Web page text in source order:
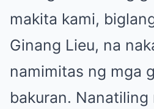
makita kami,
Ginang Lieu, na
namimitas ng mga
bakuran. Nanatiling